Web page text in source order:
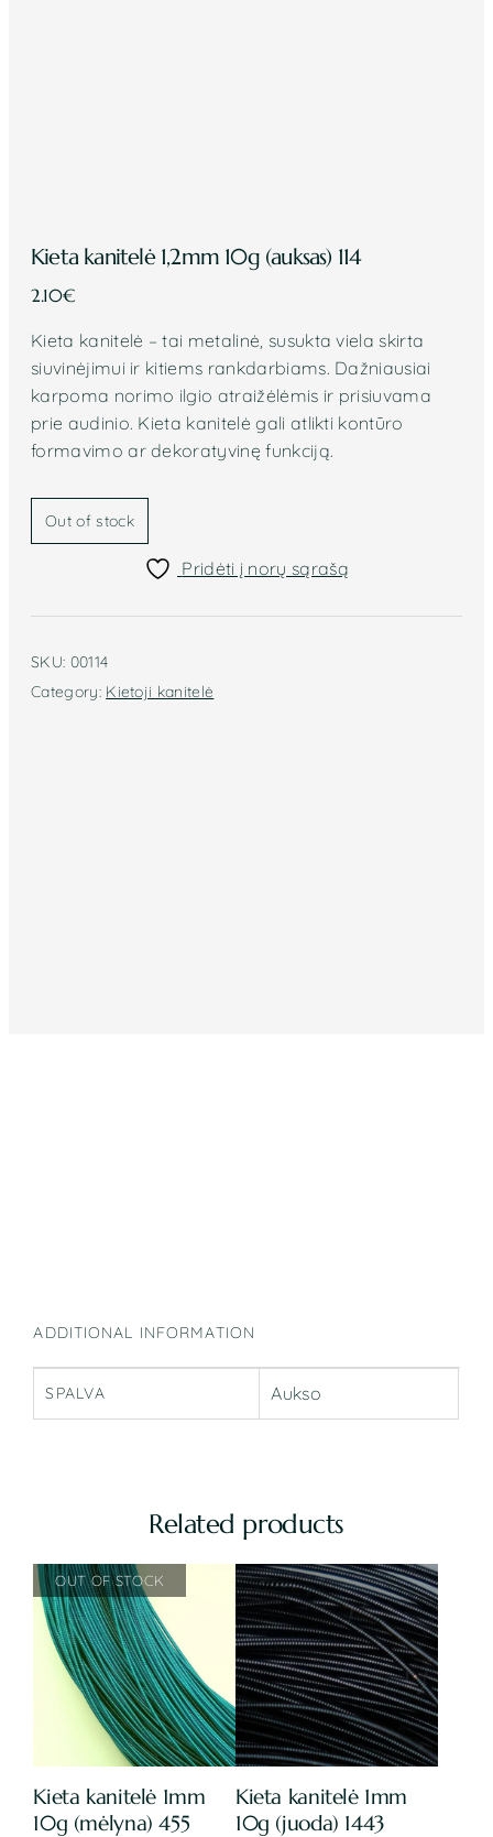
Kieta kanitelė 1,2mm 10g (auksas) 114
2.10€
Kieta kanitelė – tai metalinė, susukta viela skirta
siuvinėjimui ir kitiems rankdarbiams. Dažniausiai
karpoma norimo ilgio atraižėlėmis ir prisiuvama
prie audinio. Kieta kanitelė gali atlikti kontūro
formavimo ar dekoratyvinę funkciją.
Out of stock
Pridėti į norų sąrašą
SKU: 00114
Category: Kietoji kanitelė
ADDITIONAL INFORMATION
SPALVA Aukso
Related products
Kieta kanitelė 1mm
10g (mėlyna) 455
Kieta kanitelė 1mm
10g (juoda) 1443